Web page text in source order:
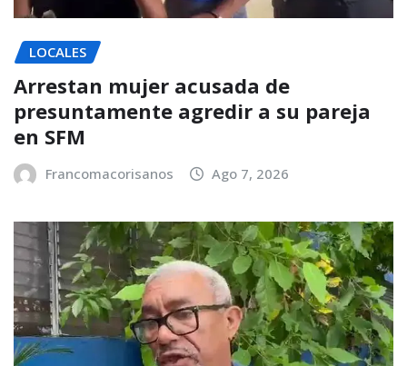
LOCALES
Arrestan mujer acusada de
presuntamente agredir a su pareja
en SFM
Francomacorisanos Ago 7, 2026